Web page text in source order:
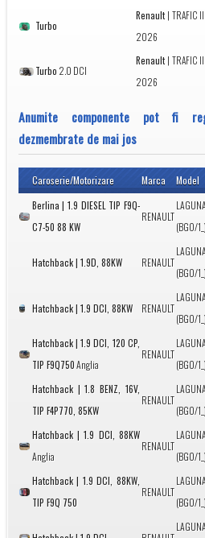
Turbo
Renault|TRAFIC
2026
Turbo 2.0 DCI
Renault|TRAFIC
2026
Anumite componente pot fi
dezmembrate de mai jos
Caroserie/Motorizare Marca Model
Berlina | 1.9 DIESEL TIP F9Q-
C7-50 88 KW
RENAULT
(BG0/1_)
Hatchback | 1.9D, 88KW RENAULT
(BG0/1_)
Hatchback | 1.9 DCI, 88KW RENAULT
(BG0/1_)
Hatchback | 1.9 DCI, 120 CP,
TIP F9Q750Anglia
RENAULT
(BG0/1_)
Hatchback | 1.8 BENZ, 16V,
TIP F4P770, 85KW
RENAULT
(BG0/1_)
Hatchback | 1.9 DCI, 88KW
Anglia
RENAULT
(BG0/1_)
Hatchback | 1.9 DCI, 88KW,
TIP F9Q 750
RENAULT
(BG0/1_)